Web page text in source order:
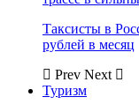
Таксисты в
рублей в месяц
Prev Next
Туризм